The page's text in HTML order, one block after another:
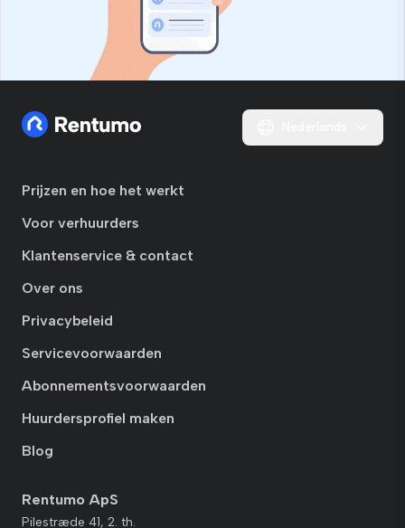
Prijzen en hoe het werkt
Voor verhuurders
Klantenservice & contact
Over ons
Privacybeleid
Servicevoorwaarden
Abonnementsvoorwaarden
Huurdersprofiel maken
Blog
Rentumo ApS
Pilestræde 41, 2. th.